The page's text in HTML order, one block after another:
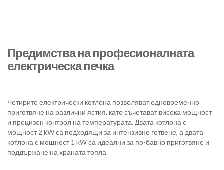
Предимства на професионалната
електрическа печка
Четирите електрически котлона позволяват едновременно
приготвяне на различни ястия, като съчетават висока мощност
и прецизен контрол на температурата. Двата котлона с
мощност 2 kW са подходящи за интензивно готвене, а двата
котлона с мощност 1 kW са идеални за по-бавно приготвяне и
поддържане на храната топла.